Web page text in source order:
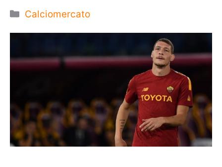
Categorie
Calciomercato